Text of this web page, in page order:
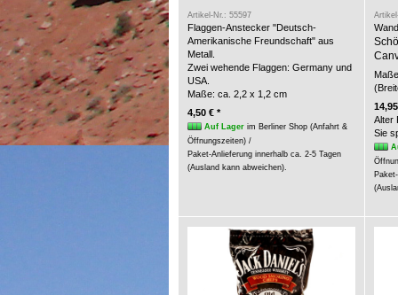
Artikel-Nr.: 55597
Flaggen-Anstecker "Deutsch-
Amerikanische Freundschaft" aus
Metall.
Zwei wehende Flaggen: Germany und
USA.
Maße: ca. 2,2 x 1,2 cm
4,50 € *
Auf Lagerim Berliner Shop (Anfahrt &
Öffnungszeiten) /
Paket-Anlieferung innerhalb ca. 2-5 Tagen
(Ausland kann abweichen).
Alter
Sie